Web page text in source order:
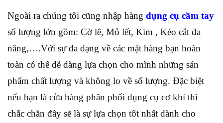
Ngoài ra chúng tôi cũng nhập hàng dụng cụ cầm tay
số lượng lớn gồm: Cờ lê, Mỏ lết, Kìm , Kéo cắt đa
năng,….Với sự đa dạng về các mặt hàng bạn hoàn
toàn có thể dễ dàng lựa chọn cho mình những sản
phẩm chất lượng và không lo về số lượng. Đặc biệt
nếu bạn là cửa hàng phân phối dụng cụ cơ khí thì
chắc chắn đây sẽ là sự lựa chọn tốt nhất dành cho